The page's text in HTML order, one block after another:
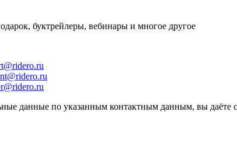
буктрейлеры, вебинары и многое другое
данные по указанным контактным данным, вы даёте